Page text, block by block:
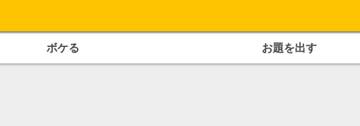
ボケる お題を出す